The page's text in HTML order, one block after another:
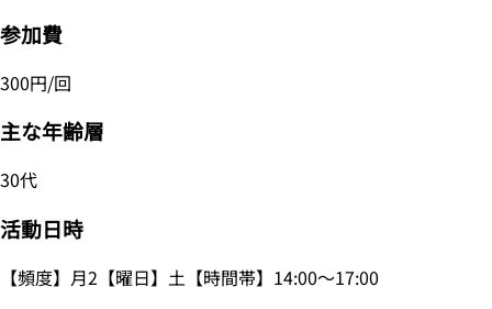
参加費
300円/回
主な年齢層
30代
活動日時
【頻度】月2【曜日】土【時間帯】14:00～17:00